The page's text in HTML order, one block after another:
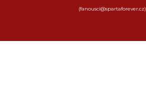
(fanousci@spartaforever.cz)